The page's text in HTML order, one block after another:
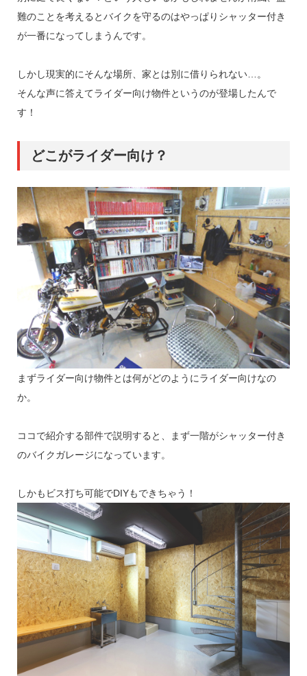
難のことを考えるとバイクを守るのはやっぱりシャッター付き
が一番になってしまうんです。
しかし現実的にそんな場所、家とは別に借りられない…。
そんな声に答えてライダー向け物件というのが登場したんで
す！
どこがライダー向け？
まずライダー向け物件とは何がどのようにライダー向けなの
か。
ココで紹介する部件で説明すると、まず一階がシャッター付き
のバイクガレージになっています。
しかもビス打ち可能でDIYもできちゃう！